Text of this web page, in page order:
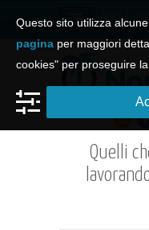
Apri il
Quelli
Questo sito utilizza
pagina per maggiori
cookies" per proseguire